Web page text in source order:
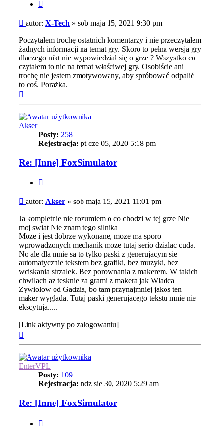
Post
autor: X-Tech » sob maja 15, 2021 9:30 pm
Poczytałem trochę ostatnich komentarzy i nie przeczytałem
żadnych informacji na temat gry. Skoro to pełna wersja gry
dlaczego nikt nie wypowiedział się o grze ? Wszystko co
czytałem to nic na temat właściwej gry. Osobiście ani
trochę nie jestem zmotywowany, aby spróbować odpalić
to coś. Porażka.
Akser
Posty: 258
Rejestracja: pt cze 05, 2020 5:18 pm
Re: [Inne] FoxSimulator
Post
autor: Akser » sob maja 15, 2021 11:01 pm
Ja kompletnie nie rozumiem o co chodzi w tej grze Nie
moj swiat Nie znam tego silnika
Moze i jest dobrze wykonane, moze ma sporo
wprowadzonych mechanik moze tutaj serio dzialac cuda.
No ale dla mnie sa to tylko paski z generujacym sie
automatycznie tekstem bez grafiki, bez muzyki, bez
wciskania strzalek. Bez porownania z makerem. W takich
chwilach az tesknie za grami z makera jak Wladca
Zywiolow od Gadzia, bo tam przynajmniej jakos ten
maker wyglada. Tutaj paski generujacego tekstu mnie nie
ekscytuja.....
[Link aktywny po zalogowaniu]
EnterVPL
Posty: 109
Rejestracja: ndz sie 30, 2020 5:29 am
Re: [Inne] FoxSimulator